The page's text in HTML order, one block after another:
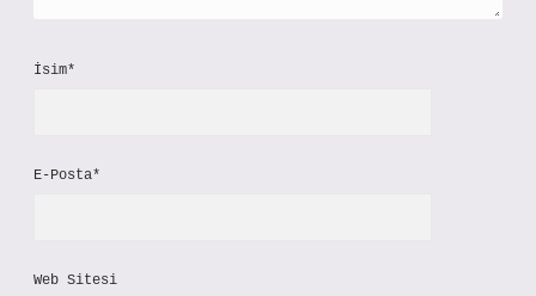
İsim*
E-Posta*
Web Sitesi